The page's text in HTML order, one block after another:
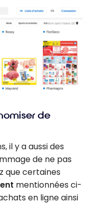
de
il y a aussi des
de ne pas
que certaines
mentionnées ci-
en ligne ainsi